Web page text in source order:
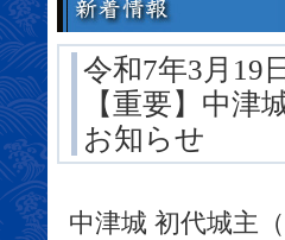
令和7年3月19日
【重要】中津
お知らせ
中津城 初代城主